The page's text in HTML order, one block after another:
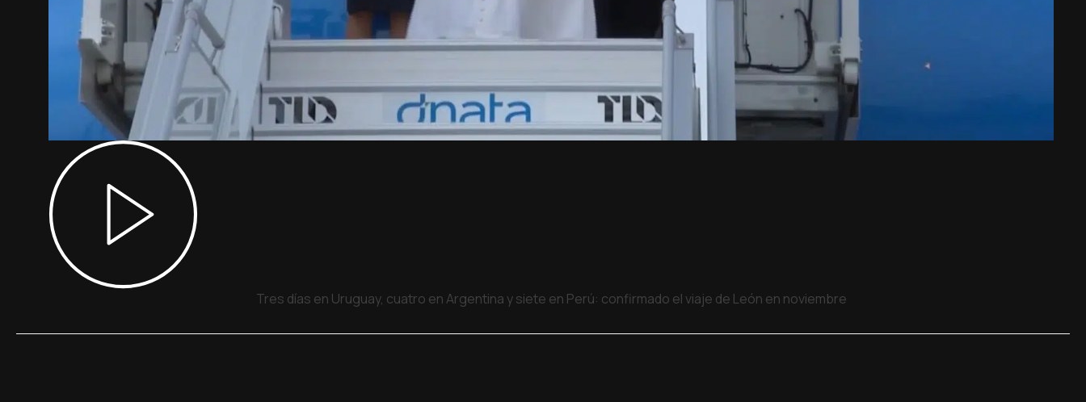
Tres días en Uruguay, cuatro en Argentina y siete en Perú: confirmado el viaje de León en noviembre